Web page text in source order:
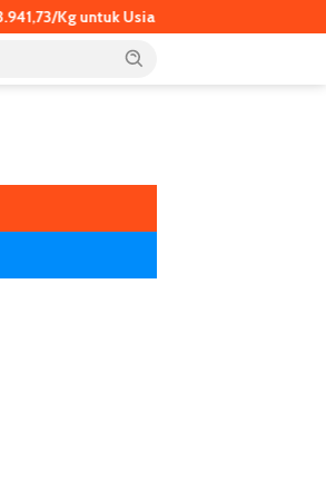
Kg untuk Usia Produktif